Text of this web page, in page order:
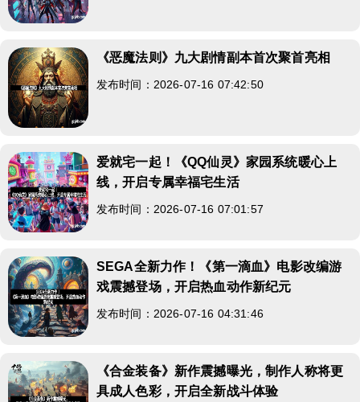
《恶魔法则》九大剧情副本首次聚首亮相
发布时间：2026-07-16 07:42:50
爱就宅一起！《QQ仙灵》家园系统暖心上
线，开启专属幸福宅生活
发布时间：2026-07-16 07:01:57
SEGA全新力作！《第一滴血》电影改编游
戏震撼登场，开启热血动作新纪元
发布时间：2026-07-16 04:31:46
《合金装备》新作震撼曝光，制作人称将更
具成人色彩，开启全新战斗体验